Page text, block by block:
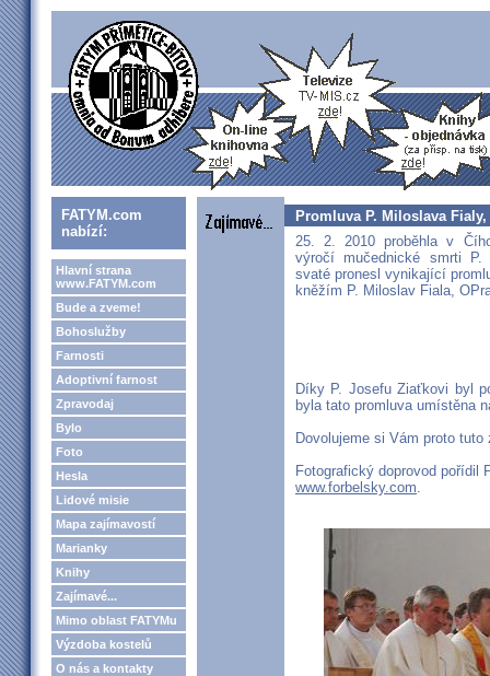
FATYM.com
nabízí:
Hlavní strana
www.FATYM.com
Bude a zveme!
Bohoslužby
Farnosti
Adoptivní farnost
Zpravodaj
Bylo
Foto
Hesla
Lidové misie
Mapa zajímavostí
Marianky
Knihy
Zajímavé...
Mimo oblast FATYMu
Výzdoba kostelů
O nás a kontakty
Promluva P. Miloslava
25. 2. 2010 proběhla v
výročí mučednické smrti
svaté pronesl vynikající
kněžím P. Miloslav Fiala,
Díky P. Josefu Ziaťkovi byl
byla tato promluva umístěna
Dovolujeme si Vám proto
Fotografický doprovod pořídil
www.forbelsky.com.